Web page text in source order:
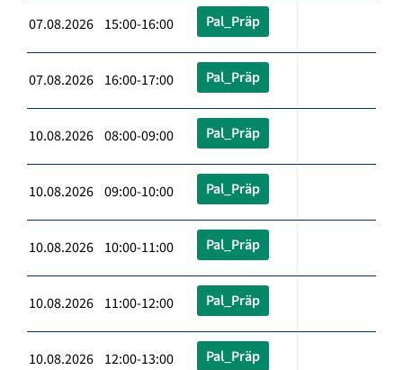
07.08.2026 15:00-16:00 Pal_Präp
07.08.2026 16:00-17:00 Pal_Präp
10.08.2026 08:00-09:00 Pal_Präp
10.08.2026 09:00-10:00 Pal_Präp
10.08.2026 10:00-11:00 Pal_Präp
10.08.2026 11:00-12:00 Pal_Präp
10.08.2026 12:00-13:00 Pal_Präp